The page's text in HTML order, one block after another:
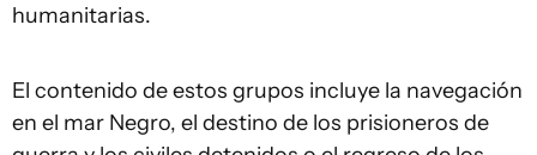
humanitarias.
El contenido de estos grupos incluye la navegación
en el mar Negro, el destino de los prisioneros de